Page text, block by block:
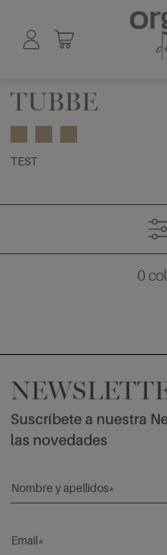
TUBBE
TEST
0
Suscríbete a nuestra
las novedades
Nombre y apellidos*
Email*